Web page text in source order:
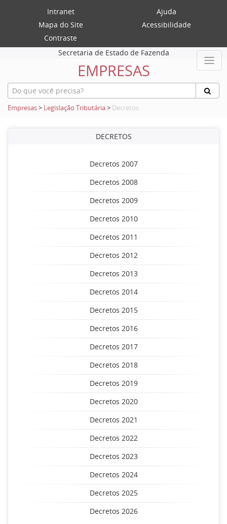
Intranet
Ajuda
Mapa do Site
Acessibilidade
Contraste
Secretaria de Estado de Fazenda
EMPRESAS
Empresas> Legislação Tributária> Decretos
DECRETOS
Decretos 2007
Decretos 2008
Decretos 2009
Decretos 2010
Decretos 2011
Decretos 2012
Decretos 2013
Decretos 2014
Decretos 2015
Decretos 2016
Decretos 2017
Decretos 2018
Decretos 2019
Decretos 2020
Decretos 2021
Decretos 2022
Decretos 2023
Decretos 2024
Decretos 2025
Decretos 2026